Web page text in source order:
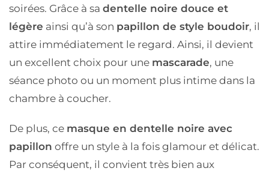
soirées. Grâce à sa dentelle noire douce et
légère ainsi qu’à son papillon de style boudoir, il
attire immédiatement le regard. Ainsi, il devient
un excellent choix pour une mascarade, une
séance photo ou un moment plus intime dans la
chambre à coucher.
De plus, ce masque en dentelle noire avec
papillon offre un style à la fois glamour et délicat.
Par conséquent, il convient très bien aux